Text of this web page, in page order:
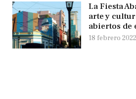
La Fiesta
arte y
abiertos de
18 febrero 2022